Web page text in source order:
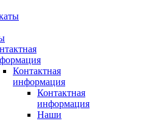
Контактная
информация
Контактная
информация
Наши